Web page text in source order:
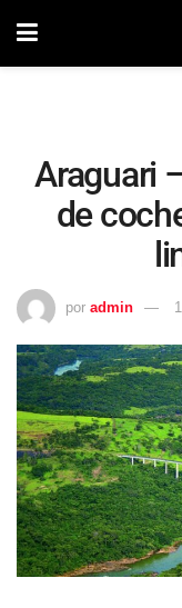
Araguari
de
por admin